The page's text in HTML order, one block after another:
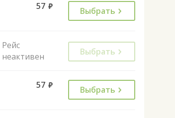
57 руб. Выбрать
Рейс
неактивен
Выбрать
57 руб. Выбрать